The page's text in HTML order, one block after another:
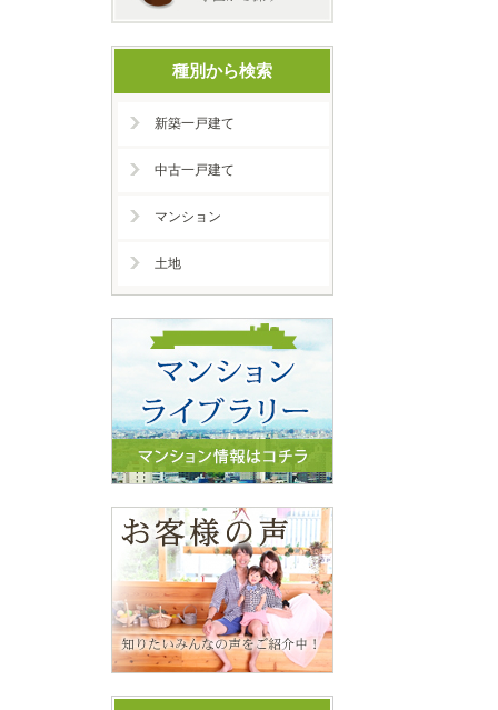
種別から検索
新築一戸建て
中古一戸建て
マンション
土地